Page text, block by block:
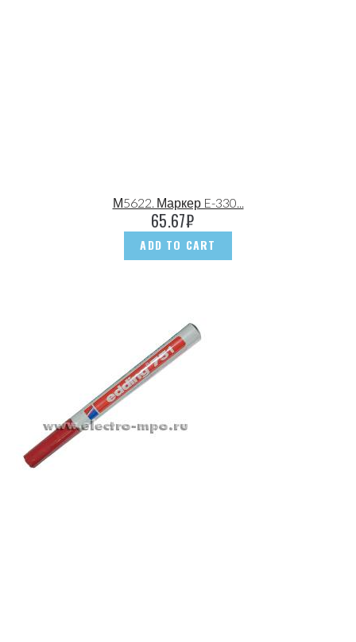
М5622. Маркер E-330...
65.67₽
ADD TO CART